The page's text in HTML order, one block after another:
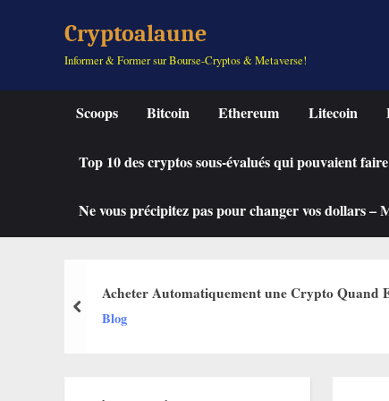
Cryptoalaune
Informer & Former sur Bourse-Cryptos & Metaverse!
Scoops Bitcoin Ethereum Litecoin
Top 10 des cryptos sous-évalués qui pouvaient
Ne vous précipitez pas pour changer vos dollars –
Acheter Automatiquement une Crypto Quand
Blog
prev